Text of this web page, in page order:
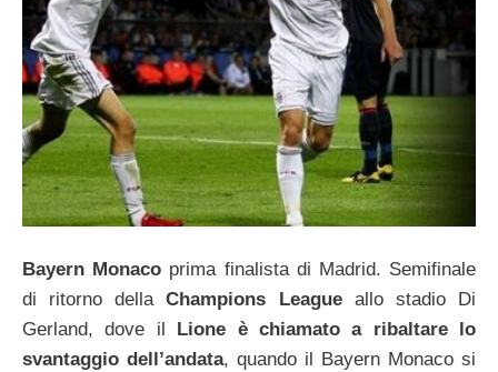
Bayern Monaco prima finalista di Madrid. Semifinale
di ritorno dellaChampions Leagueallo stadio Di
Gerland, dove il Lione è chiamato a ribaltare lo
svantaggio dell’andata, quando il Bayern Monaco si